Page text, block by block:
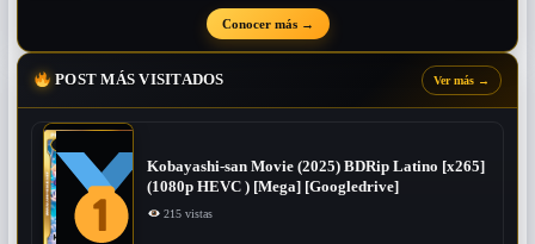
Conocer más →
POST MÁS VISITADOS Ver más →
Kobayashi-san Movie (2025) BDRip Latino [x265]
(1080p HEVC ) [Mega] [Googledrive]
215 vistas